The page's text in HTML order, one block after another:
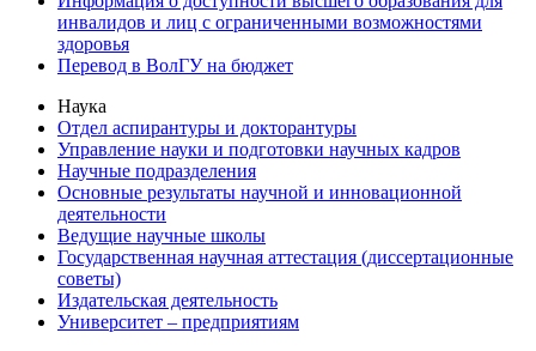
инвалидов и лиц с ограниченными возможностями
здоровья
Перевод в ВолГУ на бюджет
Наука
Отдел аспирантуры и докторантуры
Управление науки и подготовки научных кадров
Научные подразделения
Основные результаты научной и инновационной
деятельности
Ведущие научные школы
Государственная научная аттестация (диссертационные
советы)
Издательская деятельность
Университет – предприятиям